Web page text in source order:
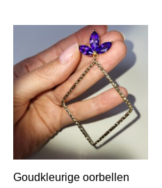
Goudkleurige oorbellen